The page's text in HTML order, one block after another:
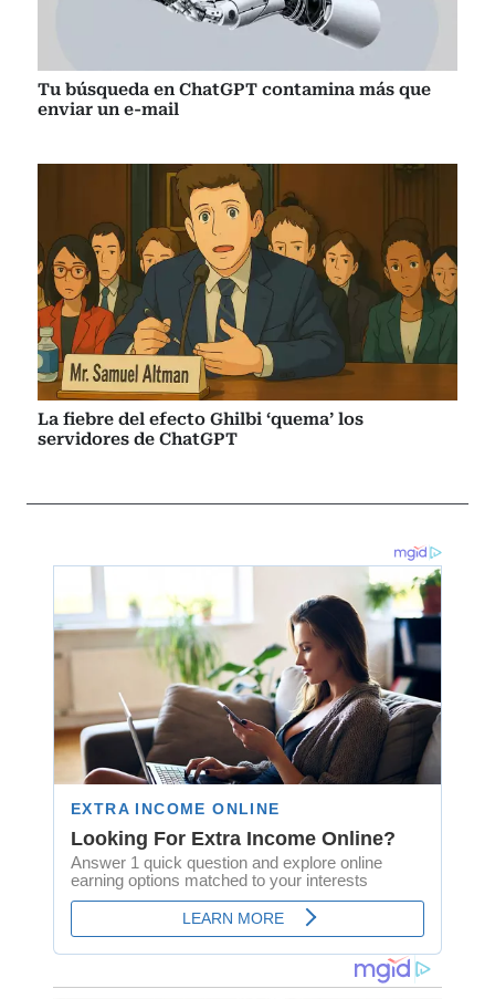
Tu búsqueda en ChatGPT contamina más que
enviar un e-mail
La fiebre del efecto Ghilbi ‘quema’ los
servidores de ChatGPT